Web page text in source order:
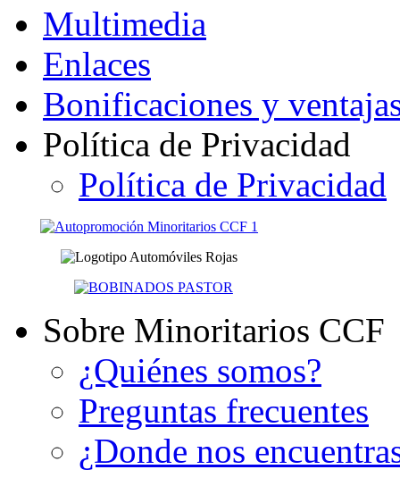
Multimedia
Enlaces
Bonificaciones y
Política de Privacidad
Política de Privacidad
Sobre Minoritarios CCF
¿Quiénes somos?
Preguntas frecuentes
¿Donde nos